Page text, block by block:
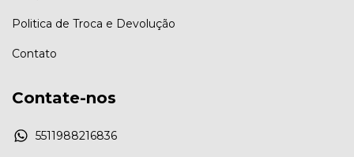
Politica de Troca e Devolução
Contato
Contate-nos
5511988216836